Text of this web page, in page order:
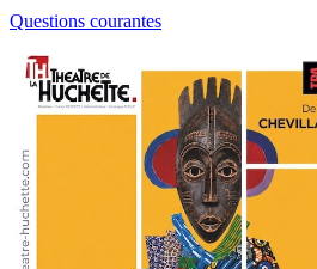
Questions courantes